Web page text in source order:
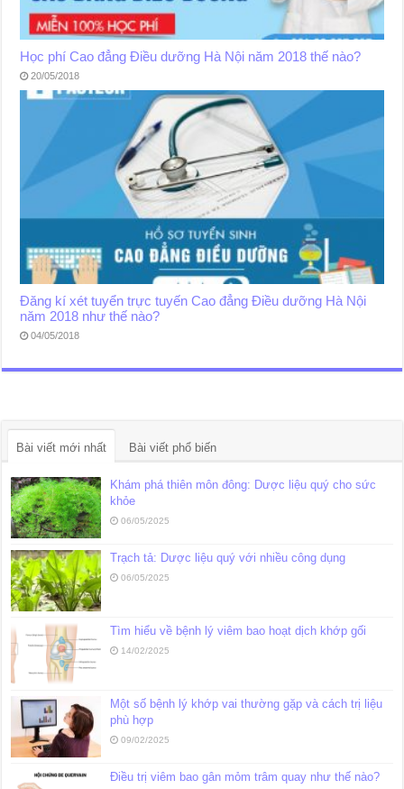
Học phí Cao đẳng Điều dưỡng Hà Nội năm 2018 thế nào?
20/05/2018
Đăng kí xét tuyển trực tuyến Cao đẳng Điều dưỡng Hà Nội
năm 2018 như thế nào?
04/05/2018
Bài viết mới nhất Bài viết phổ biến
Khám phá thiên môn đông: Dược liệu quý cho sức
khỏe
06/05/2025
Trạch tả: Dược liệu quý với nhiều công dụng
06/05/2025
Tìm hiểu về bệnh lý viêm bao hoạt dịch khớp gối
14/02/2025
Một số bệnh lý khớp vai thường gặp và cách trị liệu
phù hợp
09/02/2025
Điều trị viêm bao gân mỏm trâm quay như thế nào?